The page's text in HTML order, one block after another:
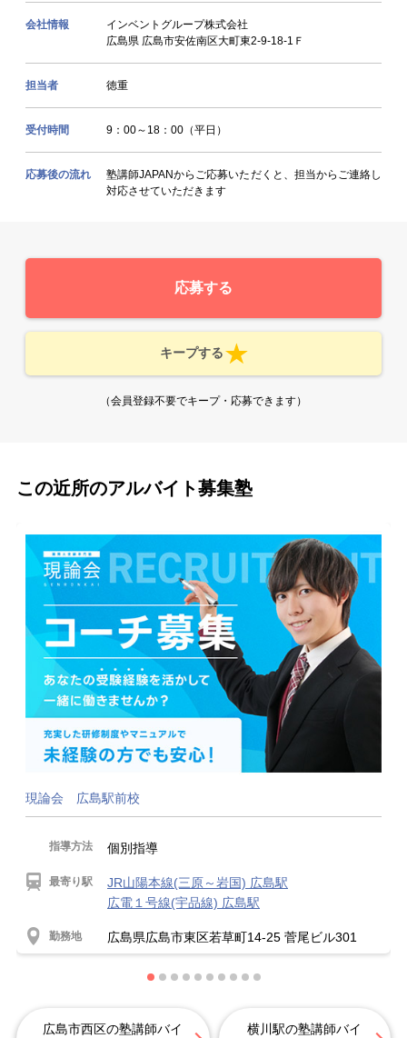
会社情報
インベントグループ株式会社
広島県 広島市安佐南区大町東2-9-18-1Ｆ
担当者 徳重
受付時間 9：00～18：00（平日）
応募後の流れ
塾講師JAPANからご応募いただくと、担当からご連絡し
対応させていただきます
応募する
キープする
（会員登録不要でキープ・応募できます）
この近所のアルバイト募集塾
現論会 広島駅前校
指導方法 個別指導
最寄り駅
JR山陽本線(三原～岩国) 広島駅
広電１号線(宇品線) 広島駅
勤務地 広島県広島市東区若草町14-25 菅尾ビル301
広島市西区の塾講師バイ
横川駅の塾講師バイ